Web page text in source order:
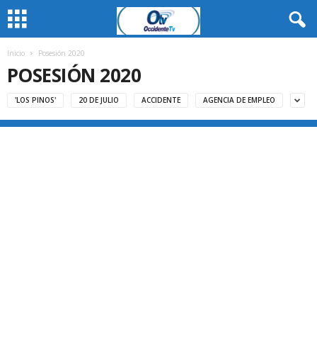
Inicio Posesión 2020
POSESIÓN 2020
'LOS PINOS' 20 DE JULIO ACCIDENTE AGENCIA DE EMPLEO